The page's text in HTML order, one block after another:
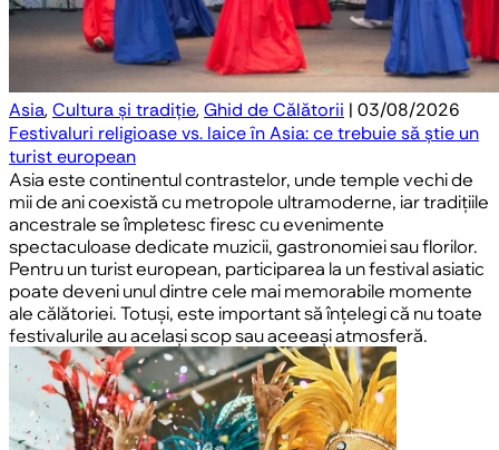
Asia,Cultura și tradiție,Ghid de Călătorii | 03/08/2026
Festivaluri religioase vs. laice în Asia: ce trebuie să știe un
turist european
Asia este continentul contrastelor, unde temple vechi de
mii de ani coexistă cu metropole ultramoderne, iar tradițiile
ancestrale se împletesc firesc cu evenimente
spectaculoase dedicate muzicii, gastronomiei sau florilor.
Pentru un turist european, participarea la un festival asiatic
poate deveni unul dintre cele mai memorabile momente
ale călătoriei. Totuși, este important să înțelegi că nu toate
festivalurile au același scop sau aceeași atmosferă.